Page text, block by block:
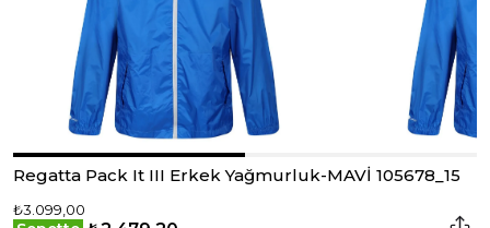
Regatta Pack It III Erkek Yağmurluk-MAVİ 105678_15
₺3.099,00